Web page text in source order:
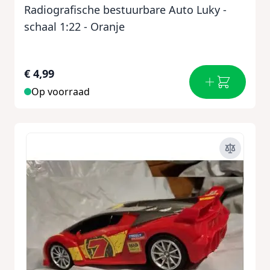
Radiografische bestuurbare Auto Luky -
schaal 1:22 - Oranje
€ 4,99
Op voorraad